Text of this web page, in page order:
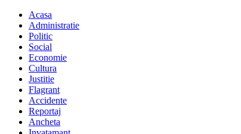
Acasa
Administratie
Politic
Social
Economie
Cultura
Justitie
Flagrant
Accidente
Reportaj
Ancheta